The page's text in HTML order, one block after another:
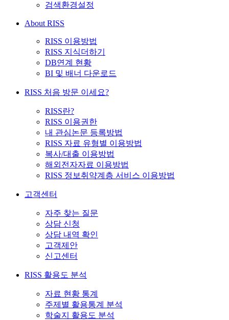
검색환경설정
About RISS
RISS 이용방법
RISS 지식더하기
DB연계 현황
BI 및 배너 다운로드
RISS 처음 방문 이세요?
RISS란?
RISS 이용권한
내 관심논문 등록방법
RISS 자료 유형별 이용방법
복사/대출 이용방법
해외전자자료 이용방법
RISS 정보취약계층 서비스 이용방법
고객센터
자주 찾는 질문
상담 신청
상담 내역 확인
고객제안
신고센터
RISS 활용도 분석
자료 현황 통계
주제별 활용통계 분석
학술지 활용도 분석